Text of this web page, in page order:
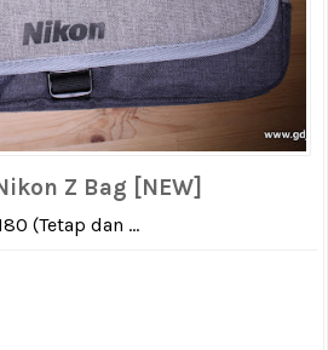
Z Bag [NEW]
(Tetap dan ...